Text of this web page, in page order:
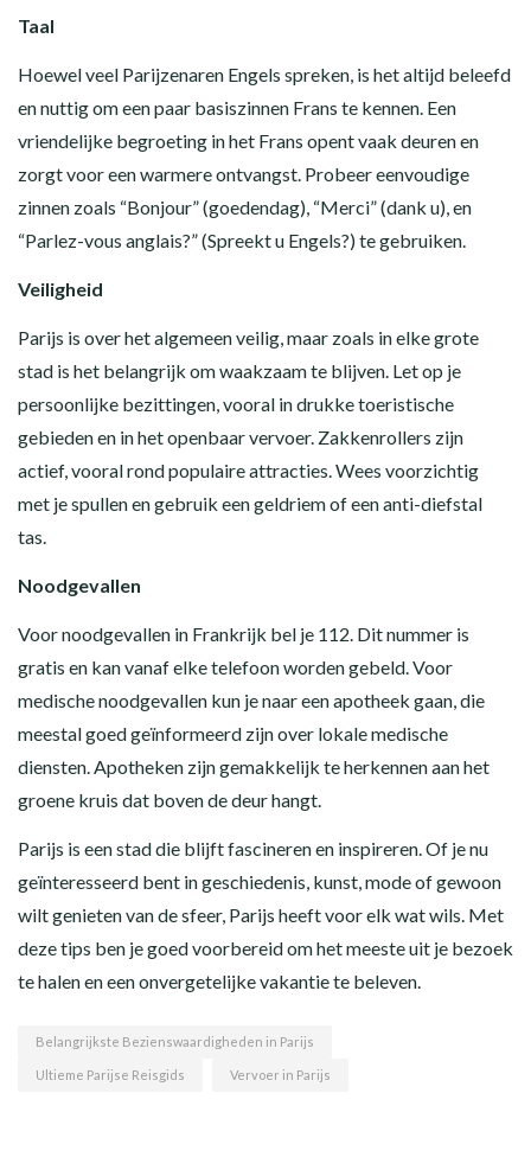
Taal
Hoewel veel Parijzenaren Engels spreken, is het altijd beleefd
en nuttig om een paar basiszinnen Frans te kennen. Een
vriendelijke begroeting in het Frans opent vaak deuren en
zorgt voor een warmere ontvangst. Probeer eenvoudige
zinnen zoals “Bonjour” (goedendag), “Merci” (dank u), en
“Parlez-vous anglais?” (Spreekt u Engels?) te gebruiken.
Veiligheid
Parijs is over het algemeen veilig, maar zoals in elke grote
stad is het belangrijk om waakzaam te blijven. Let op je
persoonlijke bezittingen, vooral in drukke toeristische
gebieden en in het openbaar vervoer. Zakkenrollers zijn
actief, vooral rond populaire attracties. Wees voorzichtig
met je spullen en gebruik een geldriem of een anti-diefstal
tas.
Noodgevallen
Voor noodgevallen in Frankrijk bel je 112. Dit nummer is
gratis en kan vanaf elke telefoon worden gebeld. Voor
medische noodgevallen kun je naar een apotheek gaan, die
meestal goed geïnformeerd zijn over lokale medische
diensten. Apotheken zijn gemakkelijk te herkennen aan het
groene kruis dat boven de deur hangt.
Parijs is een stad die blijft fascineren en inspireren. Of je nu
geïnteresseerd bent in geschiedenis, kunst, mode of gewoon
wilt genieten van de sfeer, Parijs heeft voor elk wat wils. Met
deze tips ben je goed voorbereid om het meeste uit je bezoek
te halen en een onvergetelijke vakantie te beleven.
Belangrijkste Bezienswaardigheden in Parijs
Ultieme Parijse Reisgids Vervoer in Parijs